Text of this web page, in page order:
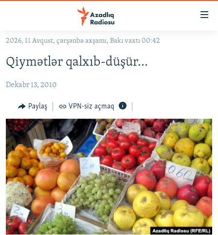
Əsas
qayıt
naviqasiyaya
Axtarışa
keç
#İZAHLA
KORRUPSIOMETR
#ƏSLINDƏ
FƏRQƏ BAX
QANUNI DOĞRU
ARAŞDIRMA
MULTIMEDIA
VIDEO
FOTOQALEREYA
İNFOQRAFIKA
RADIO ARXIV
OXU ZALI
AZƏRBAYCAN ƏDƏBIYYATI KITABXANASI
HAQQIMIZDA
MISSIYAMIZ
2026, 11 Avqust, çərşənbə axşamı, Bakı vaxtı 00:42
Qiymətlər qalxıb-düşür...
Dekabr 13, 2010
Paylaş VPN-siz açmaq